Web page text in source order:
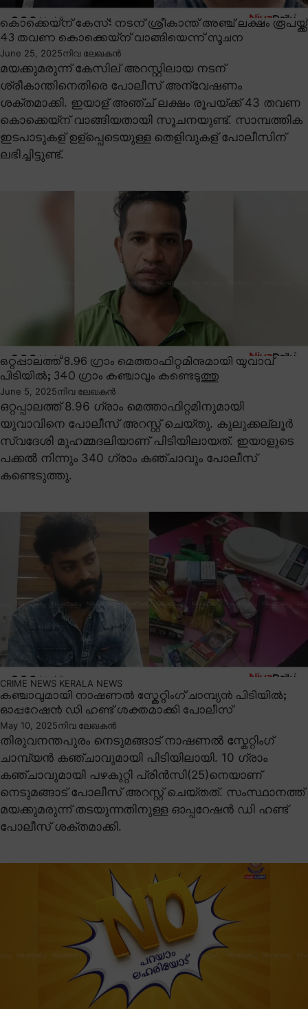
കൊക്കെയ്ന് കേസ്: നടന് ശ്രീകാന്ത് അഞ്ച് ലക്ഷം രൂപയ്ക്ക്
43 തവണ കൊക്കെയ്ന് വാങ്ങിയെന്ന് സൂചന
June 25, 2025നിവ ലേഖകൻ
മയക്കുമരുന്ന് കേസില് അറസ്റ്റിലായ നടന്
ശ്രീകാന്തിനെതിരെ പോലീസ് അന്വേഷണം
ശക്തമാക്കി. ഇയാള് അഞ്ച് ലക്ഷം രൂപയ്ക്ക് 43 തവണ
കൊക്കെയ്ന് വാങ്ങിയതായി സൂചനയുണ്ട്. സാമ്പത്തിക
ഇടപാടുകള് ഉള്പ്പെടെയുള്ള തെളിവുകള് പോലീസിന്
ലഭിച്ചിട്ടുണ്ട്.
ഒറ്റപ്പാലത്ത് 8.96 ഗ്രാം മെത്താഫിറ്റമിനുമായി യുവാവ്
പിടിയിൽ; 340 ഗ്രാം കഞ്ചാവും കണ്ടെടുത്തു
June 5, 2025നിവ ലേഖകൻ
ഒറ്റപ്പാലത്ത് 8.96 ഗ്രാം മെത്താഫിറ്റമിനുമായി
യുവാവിനെ പോലീസ് അറസ്റ്റ് ചെയ്തു. കുലുക്കല്ലൂർ
സ്വദേശി മുഹമ്മദലിയാണ് പിടിയിലായത്. ഇയാളുടെ
പക്കൽ നിന്നും 340 ഗ്രാം കഞ്ചാവും പോലീസ്
കണ്ടെടുത്തു.
CRIME NEWS KERALA NEWS
കഞ്ചാവുമായി നാഷണൽ സ്കേറ്റിംഗ് ചാമ്പ്യൻ പിടിയിൽ;
ഓപ്പറേഷൻ ഡി ഹണ്ട് ശക്തമാക്കി പോലീസ്
May 10, 2025നിവ ലേഖകൻ
തിരുവനന്തപുരം നെടുമങ്ങാട് നാഷണൽ സ്കേറ്റിംഗ്
ചാമ്പ്യൻ കഞ്ചാവുമായി പിടിയിലായി. 10 ഗ്രാം
കഞ്ചാവുമായി പഴകുറ്റി പ്രിൻസി(25)നെയാണ്
നെടുമങ്ങാട് പോലീസ് അറസ്റ്റ് ചെയ്തത്. സംസ്ഥാനത്ത്
മയക്കുമരുന്ന് തടയുന്നതിനുള്ള ഓപ്പറേഷൻ ഡി ഹണ്ട്
പോലീസ് ശക്തമാക്കി.